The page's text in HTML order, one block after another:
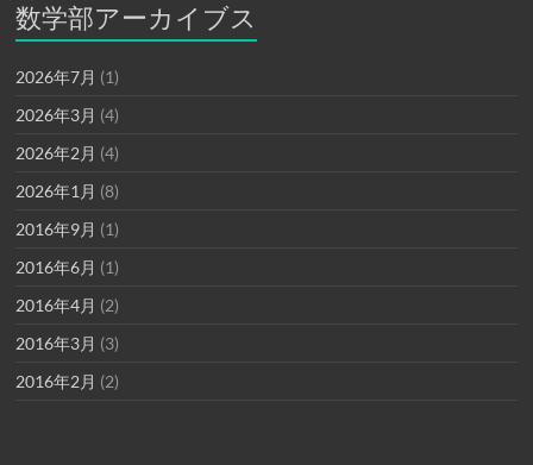
数学部アーカイブス
2026年7月 (1)
2026年3月 (4)
2026年2月 (4)
2026年1月 (8)
2016年9月 (1)
2016年6月 (1)
2016年4月 (2)
2016年3月 (3)
2016年2月 (2)